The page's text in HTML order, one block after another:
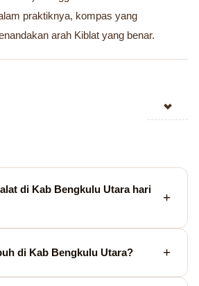
praktiknya, kompas yang
arah Kiblat yang benar.
di Kab Bengkulu Utara hari
di Kab Bengkulu Utara?